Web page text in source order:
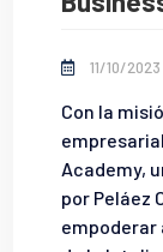
11/10/2023
Con la
Academy,
por Peláez
empoderar